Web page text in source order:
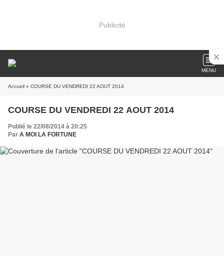
Publicité
MENU
Accueil » COURSE DU VENDREDI 22 AOUT 2014
COURSE DU VENDREDI 22 AOUT 2014
Publié le 22/08/2014 à 20:25
Par A MOI LA FORTUNE